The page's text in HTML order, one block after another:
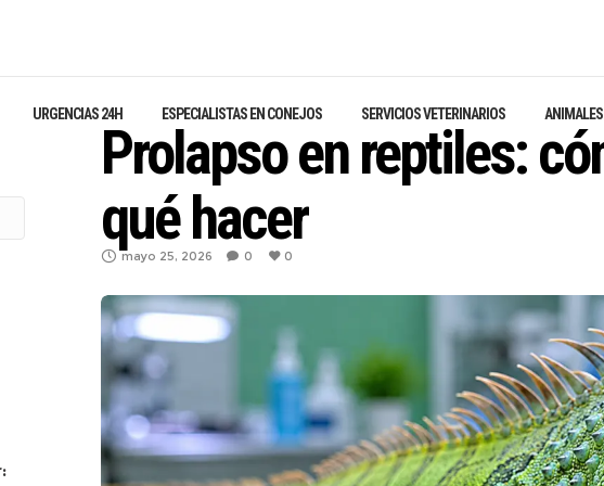
URGENCIAS 24H ESPECIALISTAS EN CONEJOS SERVICIOS VETERINARIOS
Prolapso en reptiles:
qué hacer
mayo 25, 2026 0 0